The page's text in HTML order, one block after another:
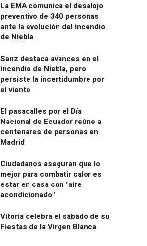
La EMA comunica el desalojo
preventivo de 340 personas
ante la evolución del incendio
de Niebla
Sanz destaca avances en el
incendio de Niebla, pero
persiste la incertidumbre por
el viento
El pasacalles por el Día
Nacional de Ecuador reúne a
centenares de personas en
Madrid
Ciudadanos aseguran que lo
mejor para combatir calor es
estar en casa con "aire
acondicionado"
Vitoria celebra el sábado de su
Fiestas de la Virgen Blanca